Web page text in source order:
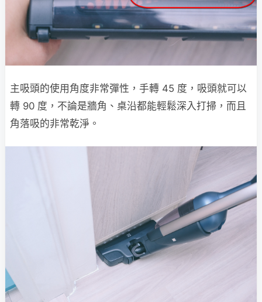
主吸頭的使用角度非常彈性，手轉 45 度，吸頭就可以
轉 90 度，不論是牆角、桌沿都能輕鬆深入打掃，而且
角落吸的非常乾淨。